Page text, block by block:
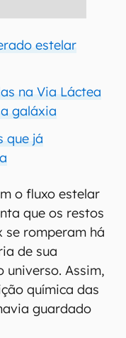
estelar
na Via Láctea
galáxia
que já
o fluxo estelar
que os restos
se romperam há
de sua
Assim,
química das
guardado